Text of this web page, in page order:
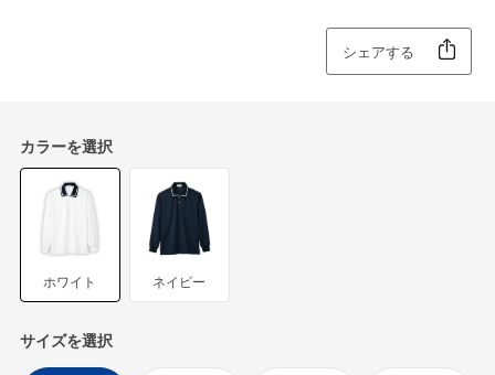
シェアする
カラーを選択
ホワイト ネイビー
サイズを選択